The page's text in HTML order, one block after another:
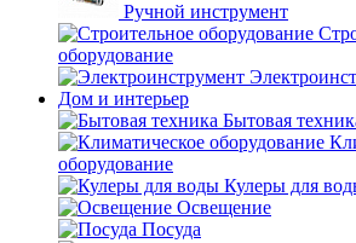
Ручной инструмент
оборудование
Дом и интерьер
Бытовая
оборудование
Кулеры для
Освещение
Посуда